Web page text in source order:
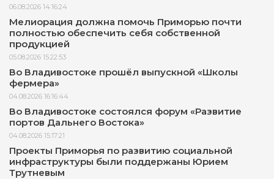
06.08.2026 14:16:24
Мелиорация должна помочь Приморью почти
полностью обеспечить себя собственной
продукцией
05.08.2026 15:22:53
Во Владивостоке прошёл выпускной «Школы
фермера»
04.08.2026 16:16:44
Во Владивостоке состоялся форум «Развитие
портов Дальнего Востока»
04.08.2026 15:17:21
Проекты Приморья по развитию социальной
инфраструктуры были поддержаны Юрием
Трутневым